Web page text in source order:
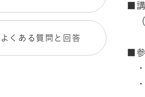
■
（
■
・
・
よくある質問と回答